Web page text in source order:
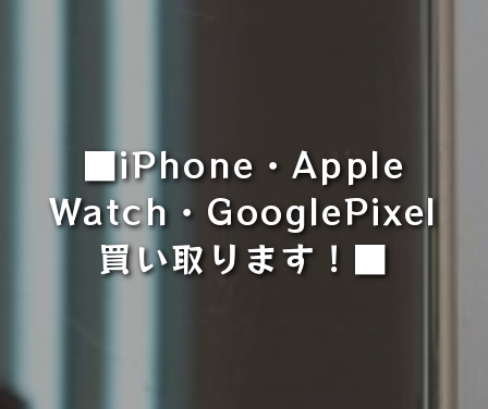
■iPhone・Apple
Watch・GooglePixel
買い取ります！■